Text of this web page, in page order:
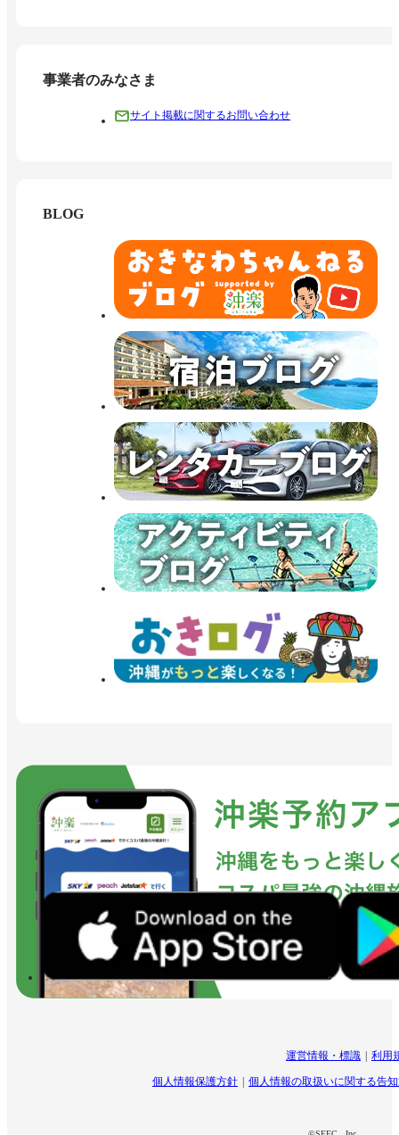
事業者のみなさま
サイト掲載に関するお問い合わせ
BLOG
運営情報・標識 利用
個人情報保護方針 個人情報の取扱いに関する告